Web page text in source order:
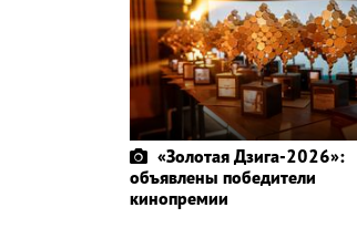
«Золотая Дзига-2026»:
объявлены победители
кинопремии